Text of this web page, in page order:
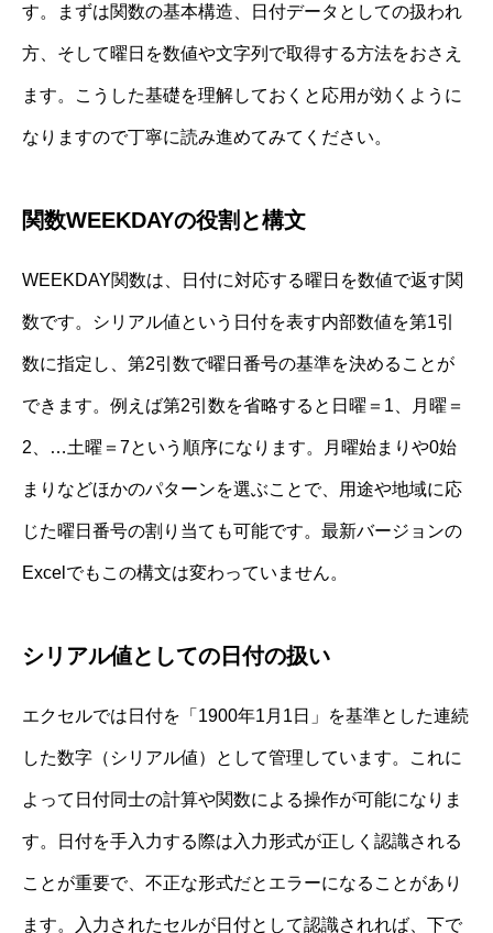
す。まずは関数の基本構造、日付データとしての扱われ
方、そして曜日を数値や文字列で取得する方法をおさえ
ます。こうした基礎を理解しておくと応用が効くように
なりますので丁寧に読み進めてみてください。
関数WEEKDAYの役割と構文
WEEKDAY関数は、日付に対応する曜日を数値で返す関
数です。シリアル値という日付を表す内部数値を第1引
数に指定し、第2引数で曜日番号の基準を決めることが
できます。例えば第2引数を省略すると日曜＝1、月曜＝
2、…土曜＝7という順序になります。月曜始まりや0始
まりなどほかのパターンを選ぶことで、用途や地域に応
じた曜日番号の割り当ても可能です。最新バージョンの
Excelでもこの構文は変わっていません。
シリアル値としての日付の扱い
エクセルでは日付を「1900年1月1日」を基準とした連続
した数字（シリアル値）として管理しています。これに
よって日付同士の計算や関数による操作が可能になりま
す。日付を手入力する際は入力形式が正しく認識される
ことが重要で、不正な形式だとエラーになることがあり
ます。入力されたセルが日付として認識されれば、下で